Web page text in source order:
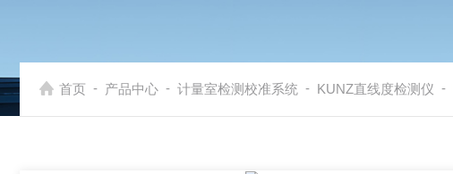
首页 - 产品中心 - 计量室检测校准系统 - KUNZ直线度检测仪 -